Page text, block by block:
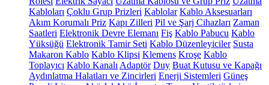
Kabloları Çoklu Grup Prizleri Kablolar Kablo Aksesuarları
Akım Korumalı Priz Kapı Zilleri Pil ve Şarj Cihazları Zaman
Saatleri Elektronik Devre Elemanı Fiş Kablo Pabucu Kablo
Yüksüğü Elektronik Tamir Seti Kablo Düzenleyiciler Susta
Makaron Kablo Kablo Klipsi Klemens Kroşe Kablo
Toplayıcı Kablo Kanalı Adaptör Duy Buat Kutusu ve Kapağı
Aydınlatma Halatları ve Zincirleri Enerji Sistemleri Güneş